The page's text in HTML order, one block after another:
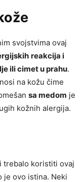
svojstvima ovaj
reakcija i
ili cimet u prahu.
na kožu čime
sa medom je
kožnih alergija.
trebalo koristiti ovaj
je ovo istina. Neki